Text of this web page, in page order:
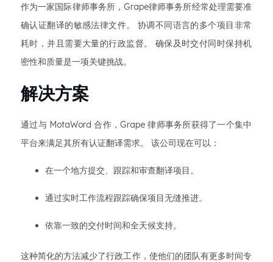
作为一家国际律师事务所，Grape律师事务所经常处理需要准
确认证翻译的敏感法律文件。 协调不同语言的多个项目非常
耗时，并且需要大量的行政监督。 确保及时交付同时保持机
密性和质量是一项关键挑战。
解决方案
通过与 MotaWord 合作，Grape 律师事务所获得了一个集中
平台来满足其所有认证翻译需求。 该公司现在可以：
在一个地方提交、跟踪和审查翻译项目。
通过实时工作流程跟踪确保项目无缝推进。
依靠一致的交付时间和全天候支持。
这种简化的方法减少了行政工作，使他们的团队有更多时间专